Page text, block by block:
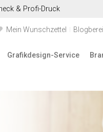
& Profi-Druck
Mein Wunschzettel
Grafikdesign-Service